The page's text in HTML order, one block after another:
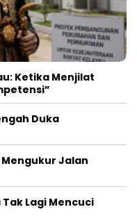
Ketika Menjilat
Duka
Jalan
Lagi Mencuci